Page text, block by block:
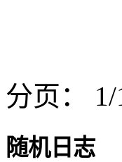
分页： 1/
随机日志